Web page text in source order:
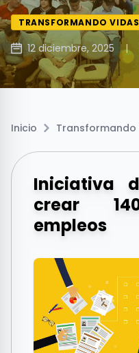
TRANSFORMANDO VIDAS
12 diciembre, 2025 |
Inicio Transformando
Iniciativa
crear
empleos